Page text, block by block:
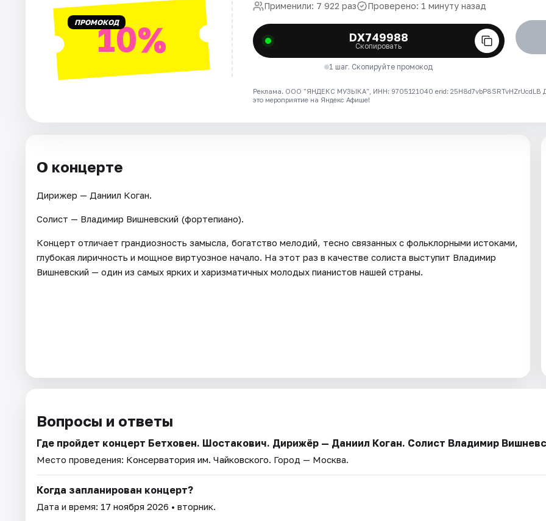
ПРОМОКОД10%
Применили: 7 922 раз Проверено: 1 минуту назад
DX749988
Скопировать
1 шаг. Скопируйте промокод
Реклама. ООО "ЯНДЕКС МУЗЫКА", ИНН: 9705121040 erid: 25H8d7vbP8SRTvHZrUcdLB
это мероприятие на Яндекс Афише!
О концерте
Дирижер — Даниил Коган.
Солист — Владимир Вишневский (фортепиано).
Концерт отличает грандиозность замысла, богатство мелодий, тесно связанных с фольклорными истоками,
глубокая лиричность и мощное виртуозное начало. На этот раз в качестве солиста выступит Владимир
Вишневский — один из самых ярких и харизматичных молодых пианистов нашей страны.
Вопросы и ответы
Где пройдет концерт Бетховен. Шостакович. Дирижёр — Даниил Коган. Солист Владимир
Место проведения: Консерватория им. Чайковского. Город — Москва.
Когда запланирован концерт?
Дата и время: 17 ноября 2026 • вторник.